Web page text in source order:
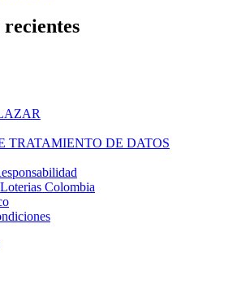
TRATAMIENTO DE DATOS
Colombia